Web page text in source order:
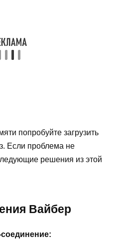
попробуйте загрузить
Если проблема не
решения из этой
Вайбер